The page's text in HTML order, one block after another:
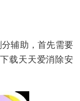
辅助，首先需要
载天天爱消除安